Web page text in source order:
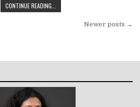
CONTINUE READING...
ফাগুনৰ
ৰাজবংশী
Newer posts →